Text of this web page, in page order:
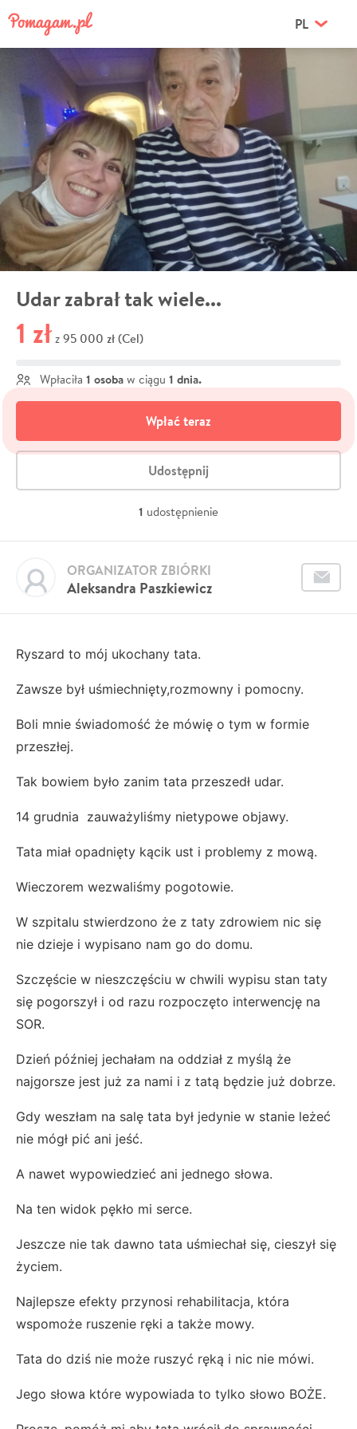
PL
Udar zabrał tak wiele...
1 zł z 95 000 zł (Cel)
Wpłaciła 1 osoba w ciągu 1 dnia.
Wpłać teraz
Udostępnij
1 udostępnienie
Aleksandra Paszkiewicz
ORGANIZATOR ZBIÓRKI
Ryszard to mój ukochany tata.
Zawsze był uśmiechnięty,rozmowny i pomocny.
Boli mnie świadomość że mówię o tym w formie
przeszłej.
Tak bowiem było zanim tata przeszedł udar.
14 grudnia zauważyliśmy nietypowe objawy.
Tata miał opadnięty kącik ust i problemy z mową.
Wieczorem wezwaliśmy pogotowie.
W szpitalu stwierdzono że z taty zdrowiem nic się
nie dzieje i wypisano nam go do domu.
Szczęście w nieszczęściu w chwili wypisu stan taty
się pogorszył i od razu rozpoczęto interwencję na
SOR.
Dzień później jechałam na oddział z myślą że
najgorsze jest już za nami i z tatą będzie już dobrze.
Gdy weszłam na salę tata był jedynie w stanie leżeć
nie mógł pić ani jeść.
A nawet wypowiedzieć ani jednego słowa.
Na ten widok pękło mi serce.
Jeszcze nie tak dawno tata uśmiechał się, cieszył się
życiem.
Najlepsze efekty przynosi rehabilitacja, która
wspomoże ruszenie ręki a także mowy.
Tata do dziś nie może ruszyć ręką i nic nie mówi.
Jego słowa które wypowiada to tylko słowo BOŻE.